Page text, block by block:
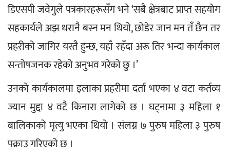
डिएसपी जवेगुले पत्रकारहरूसँग भने ‘सबै क्षेत्रबाट प्राप्त सहयोग
सहकार्यले अझ धरानै बस्न मन थियो, छोडेर जान मन तँ छैन तर
प्रहरीको जागिर यस्तै हुन्छ, यहाँ रहँदा अरू तिर भन्दा कार्यकाल
सन्तोषजनक रहेको अनुभव गरेको छु ।’
उनको कार्यकालमा इलाका प्रहरीमा दर्ता भएका ४ वटा कर्तव्य
ज्यान मुद्दा ४ वटै किनारा लागेको छ । घट्नामा ३ महिला १
बालिकाको मृत्यु भएका थियो । संलग्न ७ पुरुष महिला ३ पुरुष
पक्राउ गरिएको छ ।